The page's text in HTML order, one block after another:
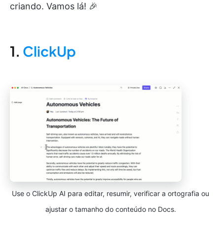
criando. Vamos lá! 🎉
1. ClickUp
Use o ClickUp AI para editar, resumir, verificar a ortografia ou
ajustar o tamanho do conteúdo no Docs.